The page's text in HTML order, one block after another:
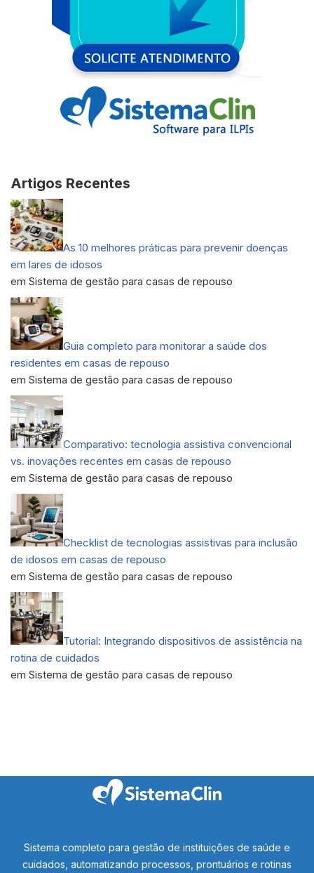
Artigos Recentes
As 10 melhores práticas para prevenir doenças
em lares de idosos
em Sistema de gestão para casas de repouso
Guia completo para monitorar a saúde dos
residentes em casas de repouso
em Sistema de gestão para casas de repouso
Comparativo: tecnologia assistiva convencional
vs. inovações recentes em casas de repouso
em Sistema de gestão para casas de repouso
Checklist de tecnologias assistivas para inclusão
de idosos em casas de repouso
em Sistema de gestão para casas de repouso
Tutorial: Integrando dispositivos de assistência na
rotina de cuidados
em Sistema de gestão para casas de repouso
Sistema completo para gestão de instituições de saúde e
cuidados, automatizando processos, prontuários e rotinas